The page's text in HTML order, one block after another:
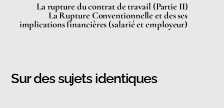
La rupture du contrat de travail (Partie II)
La Rupture Conventionnelle et des ses
implications financières (salarié et employeur)
Sur des sujets identiques